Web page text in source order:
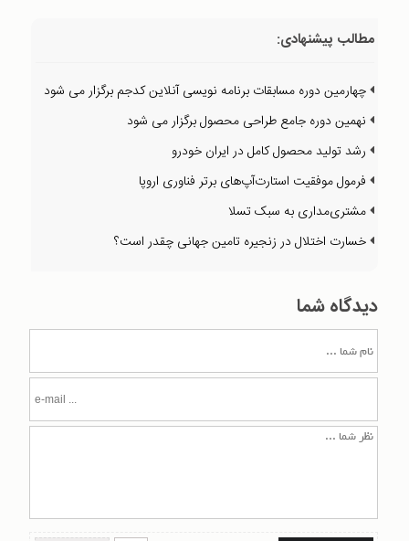
مطالب پیشنهادی:
چهارمین دوره مسابقات برنامه نویسی آنلاین کدجم برگزار می شود
نهمین دوره جامع طراحی محصول برگزار می شود
رشد تولید محصول کامل در ایران خودرو
فرمول موفقیت استارت‌آپ‌‌های برتر فناوری اروپا
مشتری‌مداری به سبک تسلا
خسارت اختلال در زنجیره تامین جهانی چقدر است؟
دیدگاه شما